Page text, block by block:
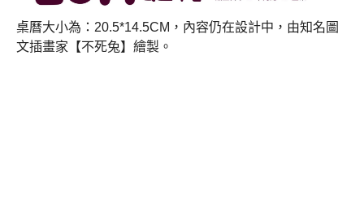
桌曆大小為：20.5*14.5CM，內容仍在設計中，由知名圖
文插畫家【不死兔】繪製。